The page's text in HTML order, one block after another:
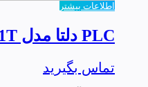
اطلاعات بیشتر
PLC دلتا مدل DVP28SS211T
تماس بگیرید